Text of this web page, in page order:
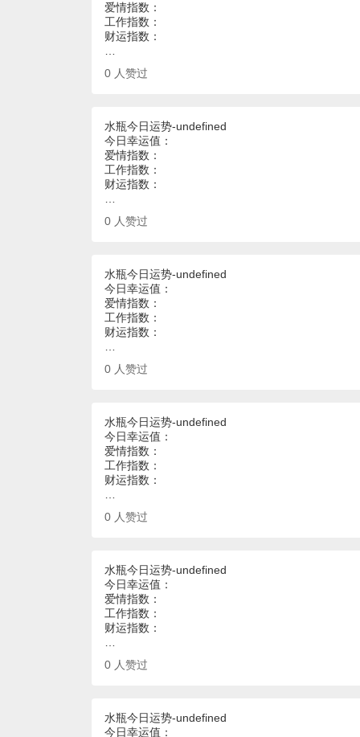
爱情指数：
工作指数：
财运指数：
0 人赞过
水瓶今日运势-undefined
今日幸运值：
爱情指数：
工作指数：
财运指数：
0 人赞过
水瓶今日运势-undefined
今日幸运值：
爱情指数：
工作指数：
财运指数：
0 人赞过
水瓶今日运势-undefined
今日幸运值：
爱情指数：
工作指数：
财运指数：
0 人赞过
水瓶今日运势-undefined
今日幸运值：
爱情指数：
工作指数：
财运指数：
0 人赞过
水瓶今日运势-undefined
今日幸运值：